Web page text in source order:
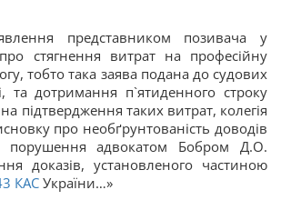
представником позивача у
стягнення витрат на професійну
тобто така заява подана до судових
та дотримання п`ятиденного строку
підтвердження таких витрат, колегія
про необґрунтованість доводів
порушення адвокатом Бобром Д.О.
доказів, установленого частиною
КАС України…»